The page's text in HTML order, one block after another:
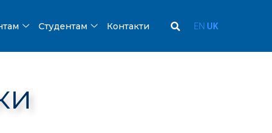
Студентам Контакти EN UK